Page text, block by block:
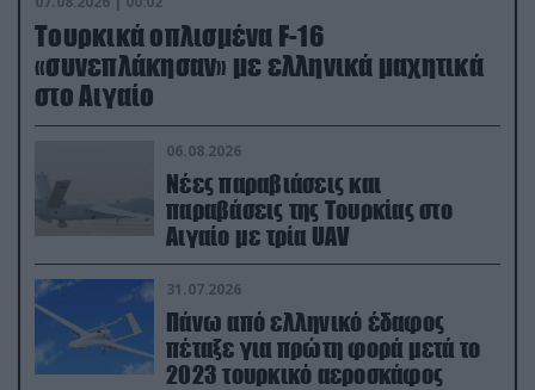
Τουρκικά οπλισμένα F-16
«συνεπλάκησαν» με ελληνικά μαχητικά
στο Αιγαίο
06.08.2026
Νέες παραβιάσεις και
παραβάσεις της Τουρκίας στο
Αιγαίο με τρία UAV
31.07.2026
Πάνω από ελληνικό έδαφος
πέταξε για πρώτη φορά μετά το
2023 τουρκικό αεροσκάφος